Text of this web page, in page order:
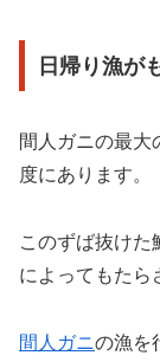
日帰り漁が
間人ガニの最大
度にあります。
このずば抜けた
によってもたら
間人ガニの漁を